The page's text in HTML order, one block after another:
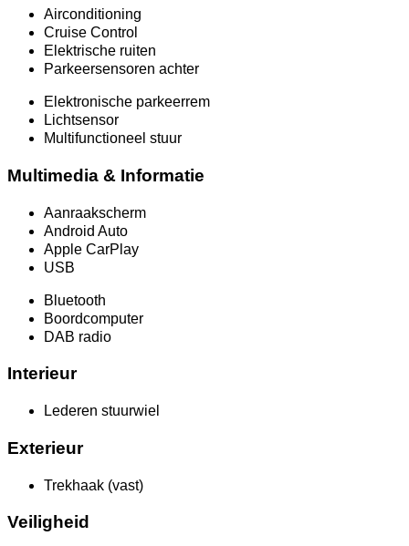
Airconditioning
Cruise Control
Elektrische ruiten
Parkeersensoren achter
Elektronische parkeerrem
Lichtsensor
Multifunctioneel stuur
Multimedia & Informatie
Aanraakscherm
Android Auto
Apple CarPlay
USB
Bluetooth
Boordcomputer
DAB radio
Interieur
Lederen stuurwiel
Exterieur
Trekhaak (vast)
Veiligheid